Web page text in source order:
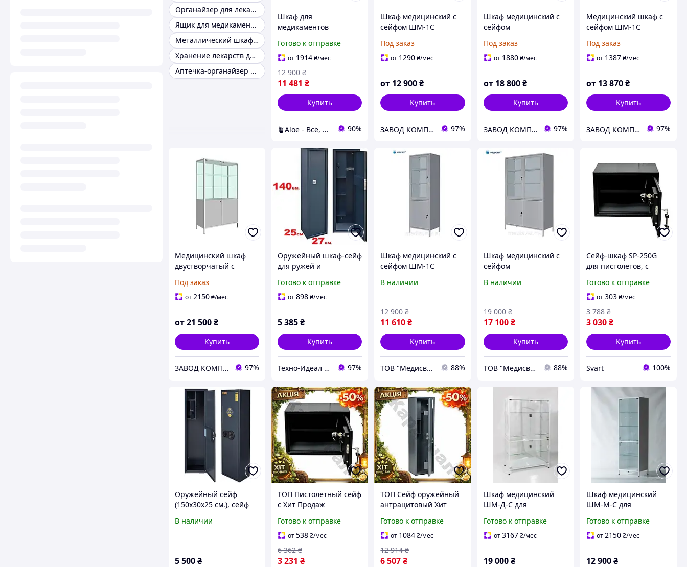
Органайзер для лекарств большой
Ящик для медикаментов аптечка
Металлический шкаф для медикаментов
Хранение лекарств дома
Аптечка-органайзер для медикаментов ящик
Шкаф для
медикаментов
замке с сейфом, шкаф
для аптек ШМ-1С ТМ
Завет
Готово к отправке
от 1914₴/мес
11 481 ₴
12 900 ₴
Купить
🪴Aloe - Всё, що нужно — в одному магазине! 90%
Шкаф медицинский с
сейфом ШМ-1С
для медикаментов)
Под заказ
от 1290₴/мес
от 12 900₴
Купить
ЗАВОД КОМПРЕД 97%
Шкаф медицинский с
сейфом
медицинский шкаф для
медикаментов
Под заказ
от 1880 ₴/мес
от 18 800 ₴
Купить
ЗАВОД КОМПРЕД 97%
Медицинский шкаф с
сейфом ШМ-1С
медикаментов
Под заказ
от 1387₴/мес
от 13 870₴
Купить
ЗАВОД КОМПРЕД 97%
Медицинский шкаф
двустворчатый с
медицинский шкаф для
медикаментов
Под заказ
от 2150₴/мес
от21 500₴
Купить
ЗАВОД КОМПРЕД 97%
Оружейный шкаф-сейф
для ружей и
ружья с отделением
для патронов
Готово к отправке
от898₴/мес
5 385₴
Купить
Техно-Идеал Плюс 97%
Шкаф медицинский с
сейфом ШМ-1С
для хранения
В наличии
11 610₴
12 900 ₴
Купить
ТОВ "Медисвет" 88%
Шкаф медицинский с
сейфом
(медицинский шкаф
В наличии
17 100 ₴
19 000 ₴
Купить
ТОВ "Медисвет" 88%
Сейф-шкаф SP-250G
для пистолетов, с
горизонтальными
полками /Svart/ -
life-
Готово к отправке
от303₴/мес
3 030₴
3 788 ₴
Купить
Svart 100%
Оружейный сейф
(150х30х25 см.), сейф
для оружия с
В наличии
5 500₴
ТОП Пистолетный сейф
с Хит Продаж
отделениями для
хранения документов и
ценностей ключе
TOP100
Готово к отправке
от538₴/мес
3 231 ₴
6 362 ₴
ТОП Сейф оружейный
антрацитовый Хит
огнестрельного оружия
с замком сувальдного
типа TOP100
Готово к отправке
от 1084₴/мес
6 507₴
12 914 ₴
Шкаф медицинский
ШМ-Д-С для
хранения расходных
материалов
Готово к отправке
от3167 ₴/мес
19 000 ₴
Шкаф медицинский
ШМ-М-С для
хранения расходных
материалов
Готово к отправке
от2150₴/мес
12 900₴